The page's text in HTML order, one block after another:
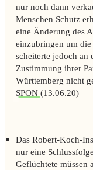
nur noch dann
Menschen Schutz
eine Änderung des
einzubringen um
scheiterte jedoch an
Zustimmung ihrer
Württemberg nicht
SPON(13.06.20)
Das Robert-Koch-
nur eine
Geflüchtete müssen